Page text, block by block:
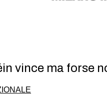
vince ma forse